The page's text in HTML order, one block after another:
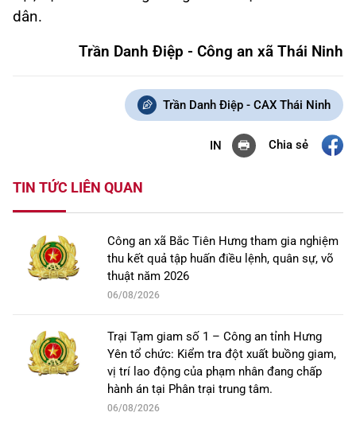
dân.
Trần Danh Điệp - Công an xã Thái Ninh
Trần Danh Điệp - CAX Thái Ninh
IN Chia sẻ
TIN TỨC LIÊN QUAN
Công an xã Bắc Tiên Hưng tham gia nghiệm
thu kết quả tập huấn điều lệnh, quân sự, võ
thuật năm 2026
06/08/2026
Trại Tạm giam số 1 – Công an tỉnh Hưng
Yên tổ chức: Kiểm tra đột xuất buồng giam,
vị trí lao động của phạm nhân đang chấp
hành án tại Phân trại trung tâm.
06/08/2026